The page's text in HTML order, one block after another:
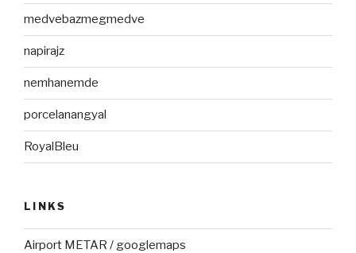
medvebazmegmedve
napirajz
nemhanemde
porcelanangyal
RoyalBleu
LINKS
Airport METAR / googlemaps